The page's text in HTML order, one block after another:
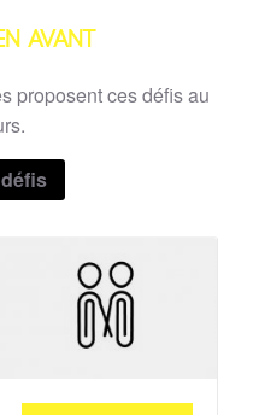
AVANT
proposent ces défis au